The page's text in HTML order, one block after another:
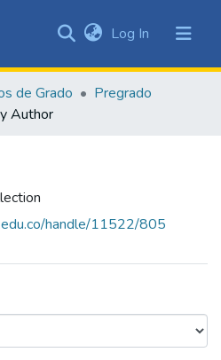
&
Collections
Log In (current)
de Grado
Pregrado
Author
handle/11522/805